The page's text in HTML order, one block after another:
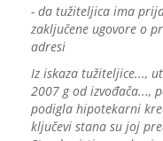
- da tužiteljica ima
zaključene ugovore o
adresi
Iz iskaza tužiteljice...,
2007 g od izvođača...,
podigla hipotekarni
ključevi stana su joj